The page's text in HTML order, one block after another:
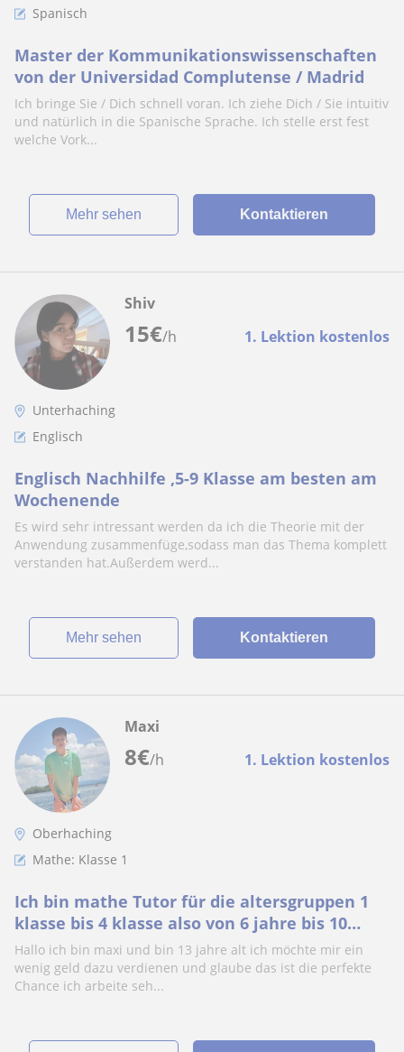
Spanisch
Master der Kommunikationswissenschaften
von der Universidad Complutense / Madrid
Ich bringe Sie / Dich schnell voran. Ich ziehe Dich / Sie intuitiv
und natürlich in die Spanische Sprache. Ich stelle erst fest
welche Vork...
Mehr sehen Kontaktieren
15€/h 1. Lektion kostenlos
Shiv
Unterhaching
Englisch
Englisch Nachhilfe ,5-9 Klasse am besten am
Wochenende
Es wird sehr intressant werden da ich die Theorie mit der
Anwendung zusammenfüge,sodass man das Thema komplett
verstanden hat.Außerdem werd...
Mehr sehen Kontaktieren
8€/h 1. Lektion kostenlos
Maxi
Oberhaching
Mathe: Klasse 1
Ich bin mathe Tutor für die altersgruppen 1
klasse bis 4 klasse also von 6 jahre bis 10
jahre
Hallo ich bin maxi und bin 13 jahre alt ich möchte mir ein
wenig geld dazu verdienen und glaube das ist die perfekte
Chance ich arbeite seh...